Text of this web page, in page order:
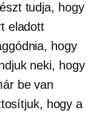
tudja, hogy
eladott
hogy
neki, hogy
be van
hogy a